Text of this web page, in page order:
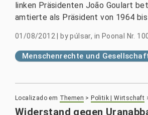
linken Präsidenten João Goulart
amtierte als Präsident von 1964
01/08/2012 bypúlsar, in Poonal Nr.
Menschenrechte und
Localizado em Themen > Politik | Wirtschaft
Widerstand gegen